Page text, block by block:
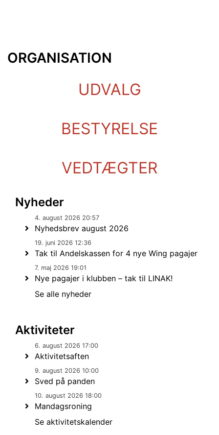
ORGANISATION
UDVALG
BESTYRELSE
VEDTÆGTER
Nyheder
4. august 2026 20:57
Nyhedsbrev august 2026
19. juni 2026 12:36
Tak til Andelskassen for 4 nye Wing pagajer
7. maj 2026 19:01
Nye pagajer i klubben – tak til LINAK!
Se alle nyheder
Aktiviteter
6. august 2026 17:00
Aktivitetsaften
9. august 2026 10:00
Sved på panden
10. august 2026 18:00
Mandagsroning
Se aktivitetskalender